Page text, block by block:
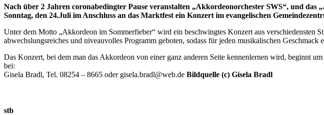
Nach über 2 Jahren coronabedingter Pause veranstalten „Akkordeonorchester SWS“, und
Sonntag, den 24.Juli im Anschluss an das Marktfest ein Konzert im evangelischen
Unter dem Motto „Akkordeon im Sommerfieber“ wird ein beschwingtes Konzert aus
abwechslungsreiches und niveauvolles Programm geboten, sodass für jeden musikalischen
Das Konzert, bei dem man das Akkordeon von einer ganz anderen Seite kennenlernen wird, beginnt
bei:
Gisela Bradl, Tel. 08254 – 8665 oder gisela.bradl@web.de Bildquelle (c) Gisela Bradl
stb